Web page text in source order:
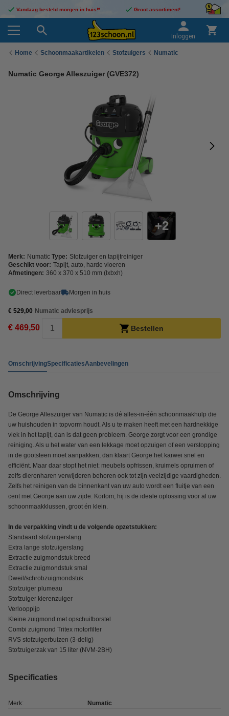
Vandaag besteld morgen in huis!* Groot assortiment!
Inloggen
Home Schoonmaakartikelen Stofzuigers Numatic
Numatic George Alleszuiger (GVE372)
2
Merk: Numatic Type: Stofzuiger en tapijtreiniger
Geschikt voor: Tapijt, auto, harde vloeren
Afmetingen: 360 x 370 x 510 mm (lxbxh)
Direct leverbaar Morgen in huis
€ 529,00 Numatic adviesprijs
€ 469,50 Bestellen
OmschrijvingSpecificatiesAanbevelingen
Omschrijving
De George Alleszuiger van Numatic is dé alles-in-één schoonmaakhulp die
uw huishouden in topvorm houdt. Als u te maken heeft met een hardnekkige
vlek in het tapijt, dan is dat geen probleem. George zorgt voor een grondige
reiniging. Als u het water van een lekkage moet opzuigen of een verstopping
in de gootsteen moet aanpakken, dan klaart George het karwei snel en
efficiënt. Maar daar stopt het niet: meubels opfrissen, kruimels opruimen of
zelfs dierenharen verwijderen behoren ook tot zijn veelzijdige vaardigheden.
Zelfs het reinigen van de binnenkant van uw auto wordt een fluitje van een
cent met George aan uw zijde. Kortom, hij is de ideale oplossing voor al uw
schoonmaakklussen, groot én klein.
In de verpakking vindt u de volgende opzetstukken:
Standaard stofzuigerslang
Extra lange stofzuigerslang
Extractie zuigmondstuk breed
Extractie zuigmondstuk smal
Dweil/schrobzuigmondstuk
Stofzuiger plumeau
Stofzuiger kierenzuiger
Verlooppijp
Kleine zuigmond met opschuifborstel
Combi zuigmond Tritex motorfilter
RVS stofzuigerbuizen (3-delig)
Stofzuigerzak van 15 liter (NVM-2BH)
Specificaties
Merk: Numatic